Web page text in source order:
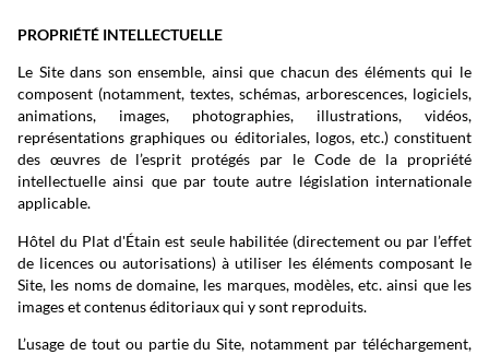
PROPRIÉTÉ INTELLECTUELLE
Le Site dans son ensemble, ainsi que chacun des éléments qui le
composent (notamment, textes, schémas, arborescences, logiciels,
animations, images, photographies, illustrations, vidéos,
représentations graphiques ou éditoriales, logos, etc.) constituent
des œuvres de l’esprit protégés par le Code de la propriété
intellectuelle ainsi que par toute autre législation internationale
applicable.
Hôtel du Plat d'Étain est seule habilitée (directement ou par l’effet
de licences ou autorisations) à utiliser les éléments composant le
Site, les noms de domaine, les marques, modèles, etc. ainsi que les
images et contenus éditoriaux qui y sont reproduits.
L’usage de tout ou partie du Site, notamment par téléchargement,